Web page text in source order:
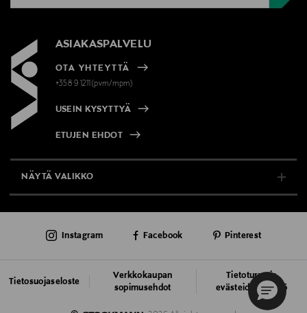
ASIAKASPALVELU
OTA YHTEYTTÄ
+358 9 1211(pvm/mpm)
USEIN KYSYTTYÄ
ETUJEN EHDOT
NÄYTÄ VALIKKO
AJANKOHTAISTA
Tietosuojaseloste
Verkkokaupan
sopimusehdot
Tietoturva ja
evästeiden käyttö
Instagram Facebook Pinterest